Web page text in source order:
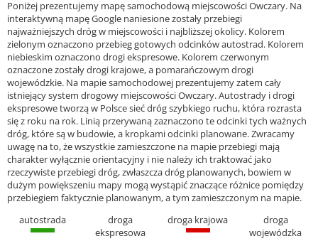
Poniżej prezentujemy mapę samochodową miejscowości Owczary. Na
interaktywną mapę Google naniesione zostały przebiegi
najważniejszych dróg w miejscowości i najbliższej okolicy. Kolorem
zielonym oznaczono przebieg gotowych odcinków autostrad. Kolorem
niebieskim oznaczono drogi ekspresowe. Kolorem czerwonym
oznaczone zostały drogi krajowe, a pomarańczowym drogi
wojewódzkie. Na mapie samochodowej prezentujemy zatem cały
istniejący system drogowy miejscowości Owczary. Autostrady i drogi
ekspresowe tworzą w Polsce sieć dróg szybkiego ruchu, która rozrasta
się z roku na rok. Linią przerywaną zaznaczono te odcinki tych ważnych
dróg, które są w budowie, a kropkami odcinki planowane. Zwracamy
uwagę na to, że wszystkie zamieszczone na mapie przebiegi mają
charakter wyłącznie orientacyjny i nie należy ich traktować jako
rzeczywiste przebiegi dróg, zwłaszcza dróg planowanych, bowiem w
dużym powiększeniu mapy mogą wystąpić znaczące różnice pomiędzy
przebiegiem faktycznie planowanym, a tym zamieszczonym na mapie.
autostrada
droga
ekspresowa
droga krajowa
droga
wojewódzka